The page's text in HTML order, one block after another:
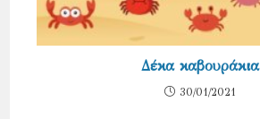
Δέκα καβουράκια
30/01/2021